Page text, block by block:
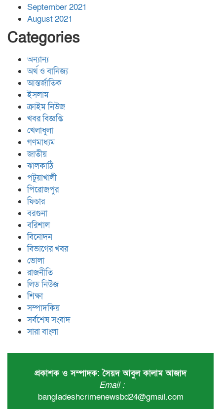
September 2021
August 2021
Categories
অন্যান্য
অর্থ ও বানিজ্য
আন্তর্জাতিক
ইসলাম
ক্রাইম নিউজ
খবর বিজ্ঞপ্তি
খেলাধুলা
গণমাধ্যম
জাতীয়
ঝালকাঠি
পটুয়াখালী
পিরোজপুর
ফিচার
বরগুনা
বরিশাল
বিনোদন
বিভাগের খবর
ভোলা
রাজনীতি
লিড নিউজ
শিক্ষা
সম্পাদকিয়
সর্বশেষ সংবাদ
সারা বাংলা
প্রকাশক ও সম্পাদক: সৈয়দ আবুল কালাম আজাদ
Email :
bangladeshcrimenewsbd24@gmail.com